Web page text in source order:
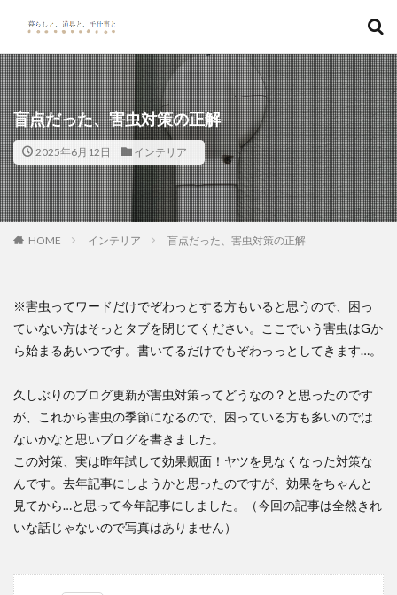
盲点だった、害虫対策の正解
2025年6月12日 インテリア
HOME インテリア 盲点だった、害虫対策の正解
※害虫ってワードだけでぞわっとする方もいると思うので、困っ
ていない方はそっとタブを閉じてください。ここでいう害虫はGか
ら始まるあいつです。書いてるだけでもぞわっっとしてきます…。
久しぶりのブログ更新が害虫対策ってどうなの？と思ったのです
が、これから害虫の季節になるので、困っている方も多いのでは
ないかなと思いブログを書きました。
この対策、実は昨年試して効果覿面！ヤツを見なくなった対策な
んです。去年記事にしようかと思ったのですが、効果をちゃんと
見てから…と思って今年記事にしました。（今回の記事は全然きれ
いな話じゃないので写真はありません）
カテゴリー
検索